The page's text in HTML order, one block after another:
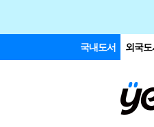
국내도서 외국도